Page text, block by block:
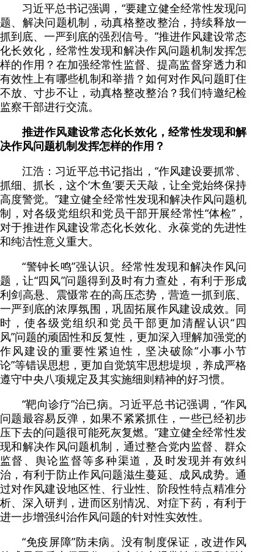
习近平总书记强调，“要建立健全经常性发现问
题、解决问题机制，动真格整改整治，持续释放一
抓到底、一严到底的强烈信号。”推进作风建设常态
化长效化，经常性发现和解决作风问题机制发挥怎
样的作用？在加强经常性监督、提高监督穿透力和
有效性上有哪些机制和举措？如何对作风问题盯住
不放、寸步不让，动真格整改整治？我们特邀纪检
监察干部进行交流。
推进作风建设常态化长效化，经常性发现和解
决作风问题机制发挥怎样的作用？
江浩：习近平总书记指出，“作风建设要抓常、
抓细、抓长，这个‘木鱼’要天天敲，让全党始终保持
高度警觉。”建立健全经常性发现和解决作风问题机
制，对各级党组织和党员干部开展经常性“体检”，
对于推进作风建设常态化长效化、永葆党的先进性
和纯洁性意义重大。
“警钟长鸣”强认识。经常性发现和解决作风问
题，让“四风”问题得到及时有力查处，有利于形成
利剑高悬、震慑常在的高压态势，营造一抓到底、
一严到底的浓厚氛围，巩固拓展作风建设成效。同
时，使各级党组织和党员干部更加清醒认识“四
风”问题的顽固性和反复性，更加深入理解加强党的
作风建设的重要性紧迫性，坚决破除“小事小节
论”等错误思想，更加自觉筑牢思想堤坝，养成严格
遵守中央八项规定及其实施细则精神的好习惯。
“靶向诊疗”治已病。习近平总书记强调，“作风
问题最容易反弹，如果不紧紧抓住，一些已经初步
压下去的问题很可能死灰复燃。”建立健全经常性发
现和解决作风问题机制，通过整合党内监督、群众
监督、舆论监督等多种渠道，及时发现并有效纠
治，有利于防止作风问题滋生蔓延、成风成势。通
过对作风建设地区性、行业性、阶段性特点精准分
析、深入研判，进而区别情况、对症下药，有利于
进一步增强纠治作风问题的针对性实效性。
“免疫屏障”防未病。没有制度保证，改进作风